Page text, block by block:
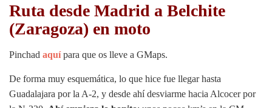
Ruta desde Madrid a Belchite
(Zaragoza) en moto
Pinchad aquípara que os lleve a GMaps.
De forma muy esquemática, lo que hice fue llegar hasta
Guadalajara por la A-2, y desde ahí desviarme hacia Alcocer por